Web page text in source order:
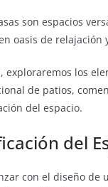
son espacios
oasis de relajación
exploraremos los
de patios,
del espacio.
del
con el diseño de